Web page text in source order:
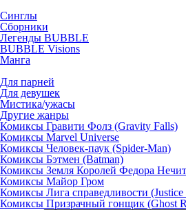
Синглы
Сборники
Легенды BUBBLE
BUBBLE Visions
Манга
Для парней
Для девушек
Мистика/ужасы
Другие жанры
Комиксы Гравити Фолз (Gravity Falls)
Комиксы Marvel Universe
Комиксы Человек-паук (Spider-Man)
Комиксы Бэтмен (Batman)
Комиксы Земля Королей Федора
Комиксы Майор Гром
Комиксы Лига справедливости (Justice
Комиксы Призрачный гонщик (Ghost